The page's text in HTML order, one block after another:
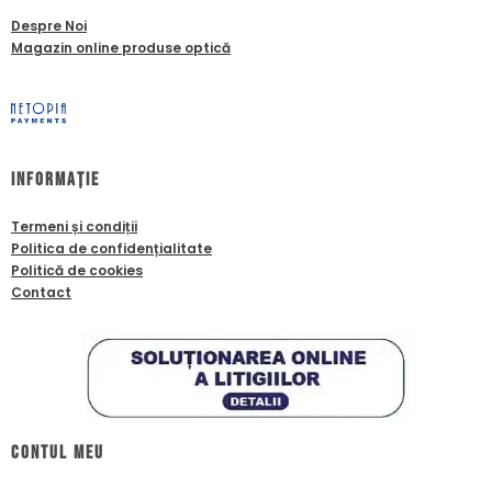
Despre Noi
Magazin online produse optică
Informație
Termeni și condiții
Politica de confidențialitate
Politică de cookies
Contact
Contul meu